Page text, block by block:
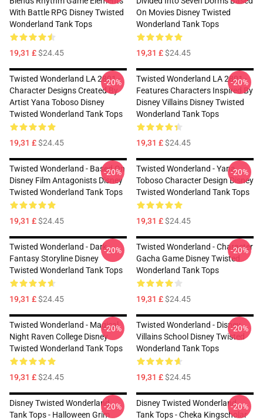
With Battle RPG Disney Twisted
Wonderland Tank Tops
19,31 £$24.45
On Movies Disney Twisted
Wonderland Tank Tops
19,31 £$24.45
Twisted Wonderland LA 2801 -
Character Designs Created By
Artist Yana Toboso Disney
Twisted Wonderland Tank Tops
19,31 £$24.45
-20%
Twisted Wonderland LA 2801 -
Features Characters Inspired By
Disney Villains Disney Twisted
Wonderland Tank Tops
19,31 £$24.45
-20%
Twisted Wonderland - Based On
Disney Film Antagonists Disney
Twisted Wonderland Tank Tops
19,31 £$24.45
-20%
Twisted Wonderland - Yana
Toboso Character Design Disney
Twisted Wonderland Tank Tops
19,31 £$24.45
-20%
Twisted Wonderland - Dark
Fantasy Storyline Disney
Twisted Wonderland Tank Tops
19,31 £$24.45
-20%
Twisted Wonderland - Character
Gacha Game Disney Twisted
Wonderland Tank Tops
19,31 £$24.45
-20%
Twisted Wonderland - Magical
Night Raven College Disney
Twisted Wonderland Tank Tops
19,31 £$24.45
-20%
Twisted Wonderland - Disney
Villains School Disney Twisted
Wonderland Tank Tops
19,31 £$24.45
-20%
Disney Twisted Wonderland
Tank Tops - Halloween Grim
-20%
Disney Twisted Wonderland
Tank Tops - Cheka Kingscholar
-20%